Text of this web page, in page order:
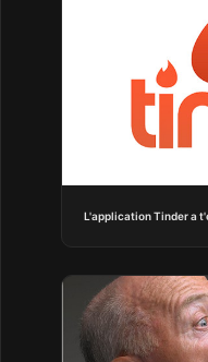
L'application Tinder a